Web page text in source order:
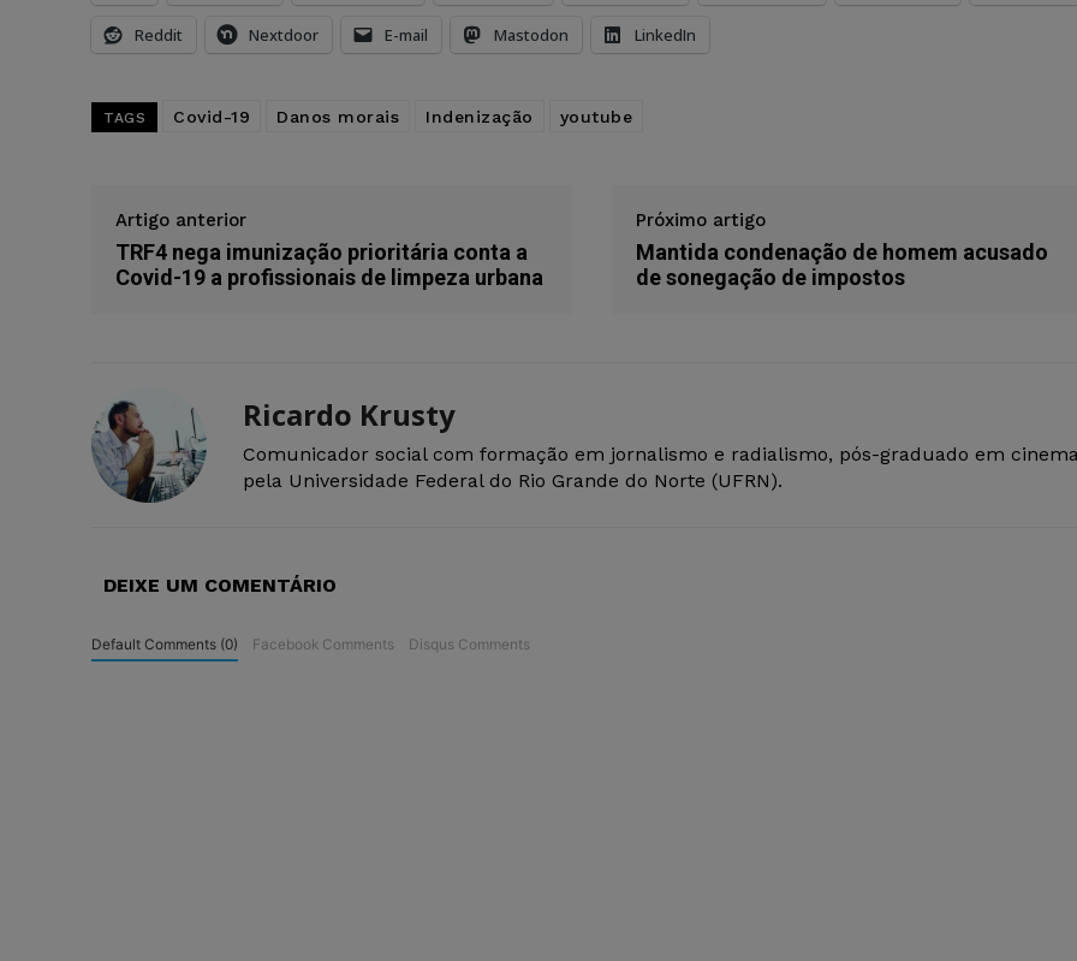
Reddit Nextdoor E-mail Mastodon LinkedIn
TAGS Covid-19 Danos morais Indenização youtube
Artigo anterior
TRF4 nega imunização prioritária conta a
Covid-19 a profissionais de limpeza urbana
Próximo artigo
Mantida condenação de homem acusado
de sonegação de impostos
Ricardo Krusty
Comunicador social com formação em jornalismo e radialismo, pós-graduado em
pela Universidade Federal do Rio Grande do Norte (UFRN).
DEIXE UM COMENTÁRIO
Default Comments (0) Facebook Comments Disqus Comments